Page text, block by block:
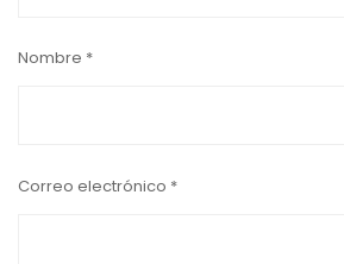
Nombre *
Correo electrónico *